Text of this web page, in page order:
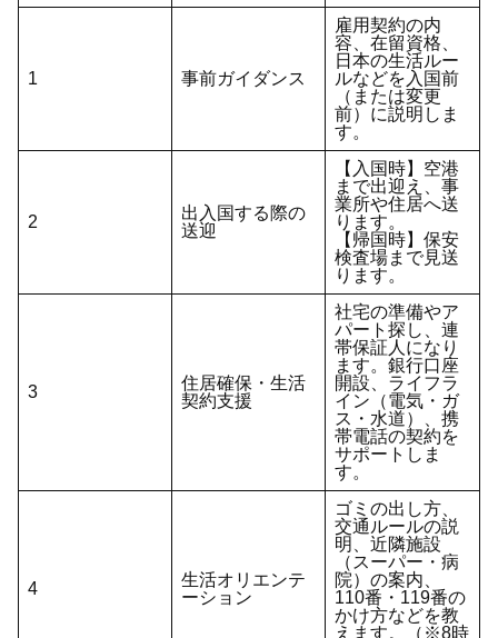
1 事前ガイダンス
雇用契約の内
容、在留資格、
日本の生活ルー
ルなどを入国前
（または変更
前）に説明しま
す。
2
出入国する際の
送迎
【入国時】空港
まで出迎え、事
業所や住居へ送
ります。
【帰国時】保安
検査場まで見送
ります。
3
住居確保・生活
契約支援
社宅の準備やア
パート探し、連
帯保証人になり
ます。銀行口座
開設、ライフラ
イン（電気・ガ
ス・水道）、携
帯電話の契約を
サポートしま
す。
4
生活オリエンテ
ーション
ゴミの出し方、
交通ルールの説
明、近隣施設
（スーパー・病
院）の案内、
110番・119番の
かけ方などを教
えます。（※8時